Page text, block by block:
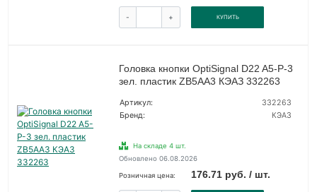
- + КУПИТЬ
Головка кнопки OptiSignal D22 A5-P-3
зел. пластик ZB5AA3 КЭАЗ 332263
Артикул:
332263
Бренд:
КЭАЗ
На складе 4 шт.
Обновлено 06.08.2026
Розничная цена: 176.71 руб. / шт.